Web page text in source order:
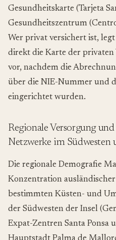
Gesundheitskarte (Tarjeta
Gesundheitszentrum (
Wer privat versichert ist,
direkt die Karte der privaten
vor, nachdem die
über die NIE-Nummer und
eingerichtet wurden.
Regionale Versorgung
Netzwerke im Südwesten
Die regionale Demografie
Konzentration
bestimmten Küsten- und
der Südwesten der Insel
Expat-Zentren Santa Ponsa